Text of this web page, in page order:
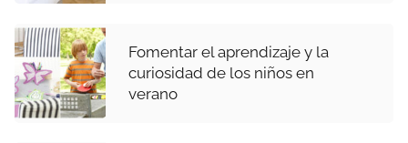
Fomentar el aprendizaje y la
curiosidad de los niños en
verano